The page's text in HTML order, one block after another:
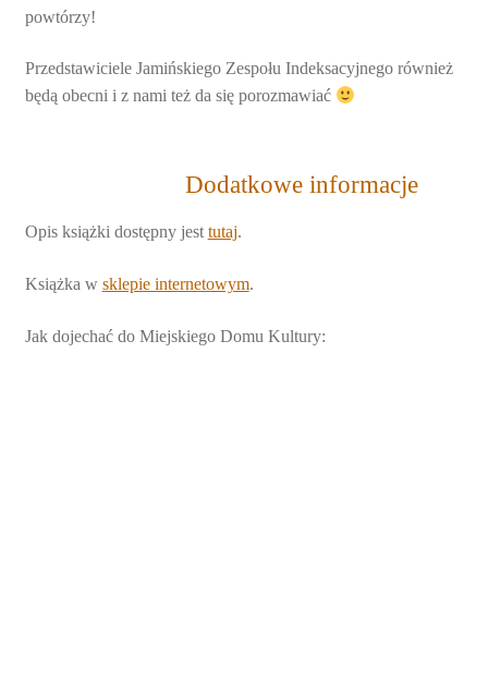
powtórzy!
Przedstawiciele Jamińskiego Zespołu Indeksacyjnego również
będą obecni i z nami też da się porozmawiać
Dodatkowe informacje
Opis książki dostępny jesttutaj.
Książka w sklepie internetowym.
Jak dojechać do Miejskiego Domu Kultury: